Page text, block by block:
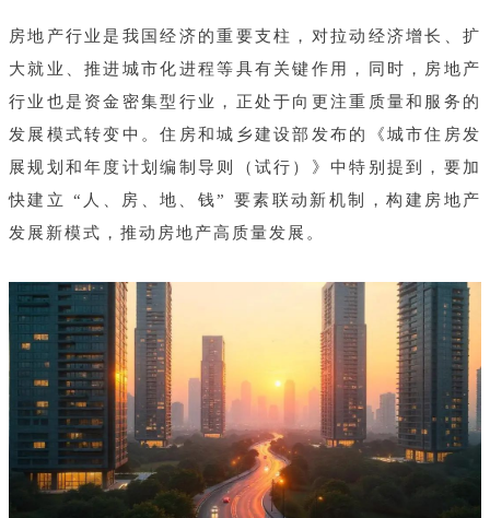
房地产行业是我国经济的重要支柱，对拉动经济增长、扩
大就业、推进城市化进程等具有关键作用，同时，房地产
行业也是资金密集型行业，正处于向更注重质量和服务的
发展模式转变中。住房和城乡建设部发布的《城市住房发
展规划和年度计划编制导则（试行）》中特别提到，要加
快建立 “人、房、地、钱” 要素联动新机制，构建房地产
发展新模式，推动房地产高质量发展。